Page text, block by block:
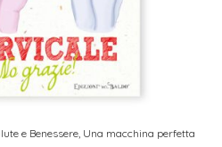
e Benessere Una macchina perfetta